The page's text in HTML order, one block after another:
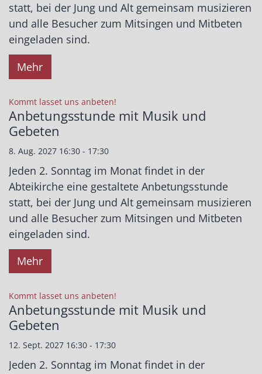
statt, bei der Jung und Alt gemeinsam musizieren
und alle Besucher zum Mitsingen und Mitbeten
eingeladen sind.
Mehr
Kommt lasset uns anbeten!
Anbetungsstunde mit Musik und
Gebeten
8. Aug. 2027 16:30 - 17:30
Jeden 2. Sonntag im Monat findet in der
Abteikirche eine gestaltete Anbetungsstunde
statt, bei der Jung und Alt gemeinsam musizieren
und alle Besucher zum Mitsingen und Mitbeten
eingeladen sind.
Mehr
Kommt lasset uns anbeten!
Anbetungsstunde mit Musik und
Gebeten
12. Sept. 2027 16:30 - 17:30
Jeden 2. Sonntag im Monat findet in der